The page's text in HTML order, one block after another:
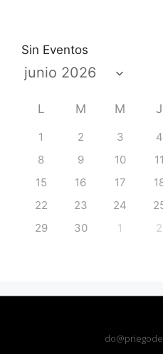
Sin Eventos
L M M J
1 2 3 4
8
9 10 11
15
16 17
22
23 24
29
30 1 2